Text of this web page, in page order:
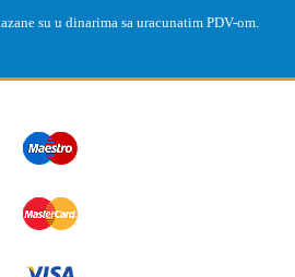
su u dinarima sa uracunatim PDV-om.